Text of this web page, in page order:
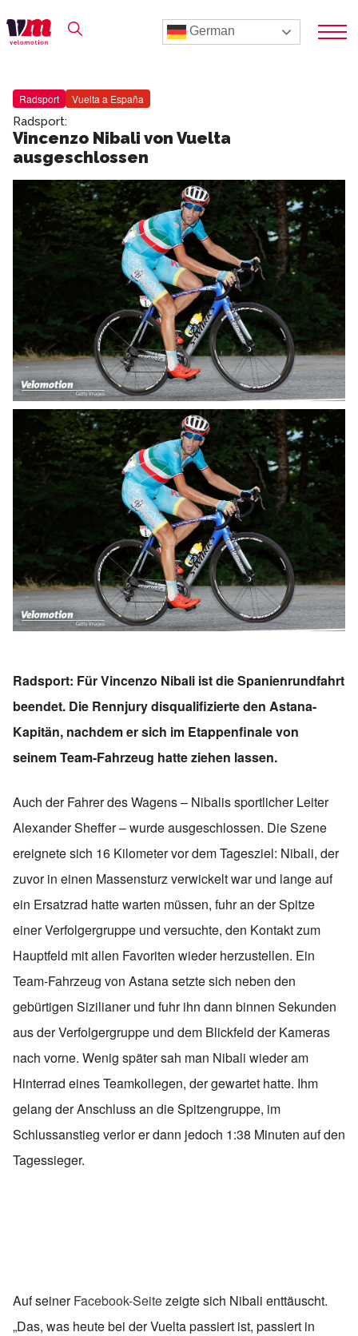
German
Radsport Vuelta a España
Radsport:
Vincenzo Nibali von Vuelta
ausgeschlossen
Radsport: Für Vincenzo Nibali ist die Spanienrundfahrt
beendet. Die Rennjury disqualifizierte den Astana-
Kapitän, nachdem er sich im Etappenfinale von
seinem Team-Fahrzeug hatte ziehen lassen.
Auch der Fahrer des Wagens – Nibalis sportlicher Leiter
Alexander Sheffer – wurde ausgeschlossen. Die Szene
ereignete sich 16 Kilometer vor dem Tagesziel: Nibali, der
zuvor in einen Massensturz verwickelt war und lange auf
ein Ersatzrad hatte warten müssen, fuhr an der Spitze
einer Verfolgergruppe und versuchte, den Kontakt zum
Hauptfeld mit allen Favoriten wieder herzustellen. Ein
Team-Fahrzeug von Astana setzte sich neben den
gebürtigen Sizilianer und fuhr ihn dann binnen Sekunden
aus der Verfolgergruppe und dem Blickfeld der Kameras
nach vorne. Wenig später sah man Nibali wieder am
Hinterrad eines Teamkollegen, der gewartet hatte. Ihm
gelang der Anschluss an die Spitzengruppe, im
Schlussanstieg verlor er dann jedoch 1:38 Minuten auf den
Tagessieger.
Auf seinerFacebook-Seitezeigte sich Nibali enttäuscht.
„Das, was heute bei der Vuelta passiert ist, passiert in